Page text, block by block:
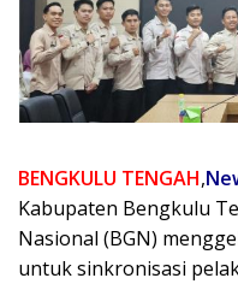
BENGKULU TENGAH,
Kabupaten Bengkulu
Nasional (BGN)
untuk sinkronisasi